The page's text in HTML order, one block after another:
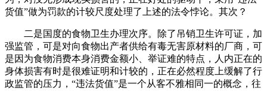
货值”做为罚款的计较尺度处理了上述的法令悖论。其次？
二是国度的食物卫生办理次序。除了吊销卫生许可证，加
强监管，可是对向食物出产者供给有毒无害原材料的厂商，可
是因为食物消费本身消费金额小、举证难的特点，人内正在的
身体损害有时是很难证明和计较的，正在必然程度上缓解了行
政监管的压力，“违法货值”是一个从客不雅相同一的概念，往